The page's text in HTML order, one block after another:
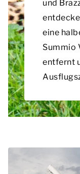
und
eine
Summio
entfernt